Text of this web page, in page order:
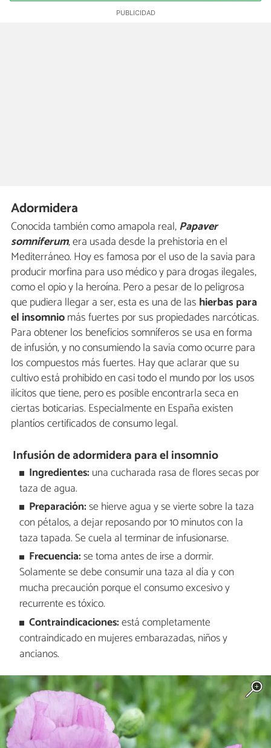
Adormidera
Conocida también como amapola real,Papaver
somniferum, era usada desde la prehistoria en el
Mediterráneo. Hoy es famosa por el uso de la savia para
producir morfina para uso médico y para drogas ilegales,
como el opio y la heroína. Pero a pesar de lo peligrosa
que pudiera llegar a ser, esta es una de las hierbas para
el insomniomás fuertes por sus propiedades narcóticas.
Para obtener los beneficios somníferos se usa en forma
de infusión, y no consumiendo la savia como ocurre para
los compuestos más fuertes. Hay que aclarar que su
cultivo está prohibido en casi todo el mundo por los usos
ilícitos que tiene, pero es posible encontrarla seca en
ciertas boticarias. Especialmente en España existen
plantíos certificados de consumo legal.
Infusión de adormidera para el insomnio
Ingredientes: una cucharada rasa de flores secas por
taza de agua.
Preparación:se hierve agua y se vierte sobre la taza
con pétalos, a dejar reposando por 10 minutos con la
taza tapada. Se cuela al terminar de infusionarse.
Frecuencia:se toma antes de irse a dormir.
Solamente se debe consumir una taza al día y con
mucha precaución porque el consumo excesivo y
recurrente es tóxico.
Contraindicaciones:está completamente
contraindicado en mujeres embarazadas, niños y
ancianos.